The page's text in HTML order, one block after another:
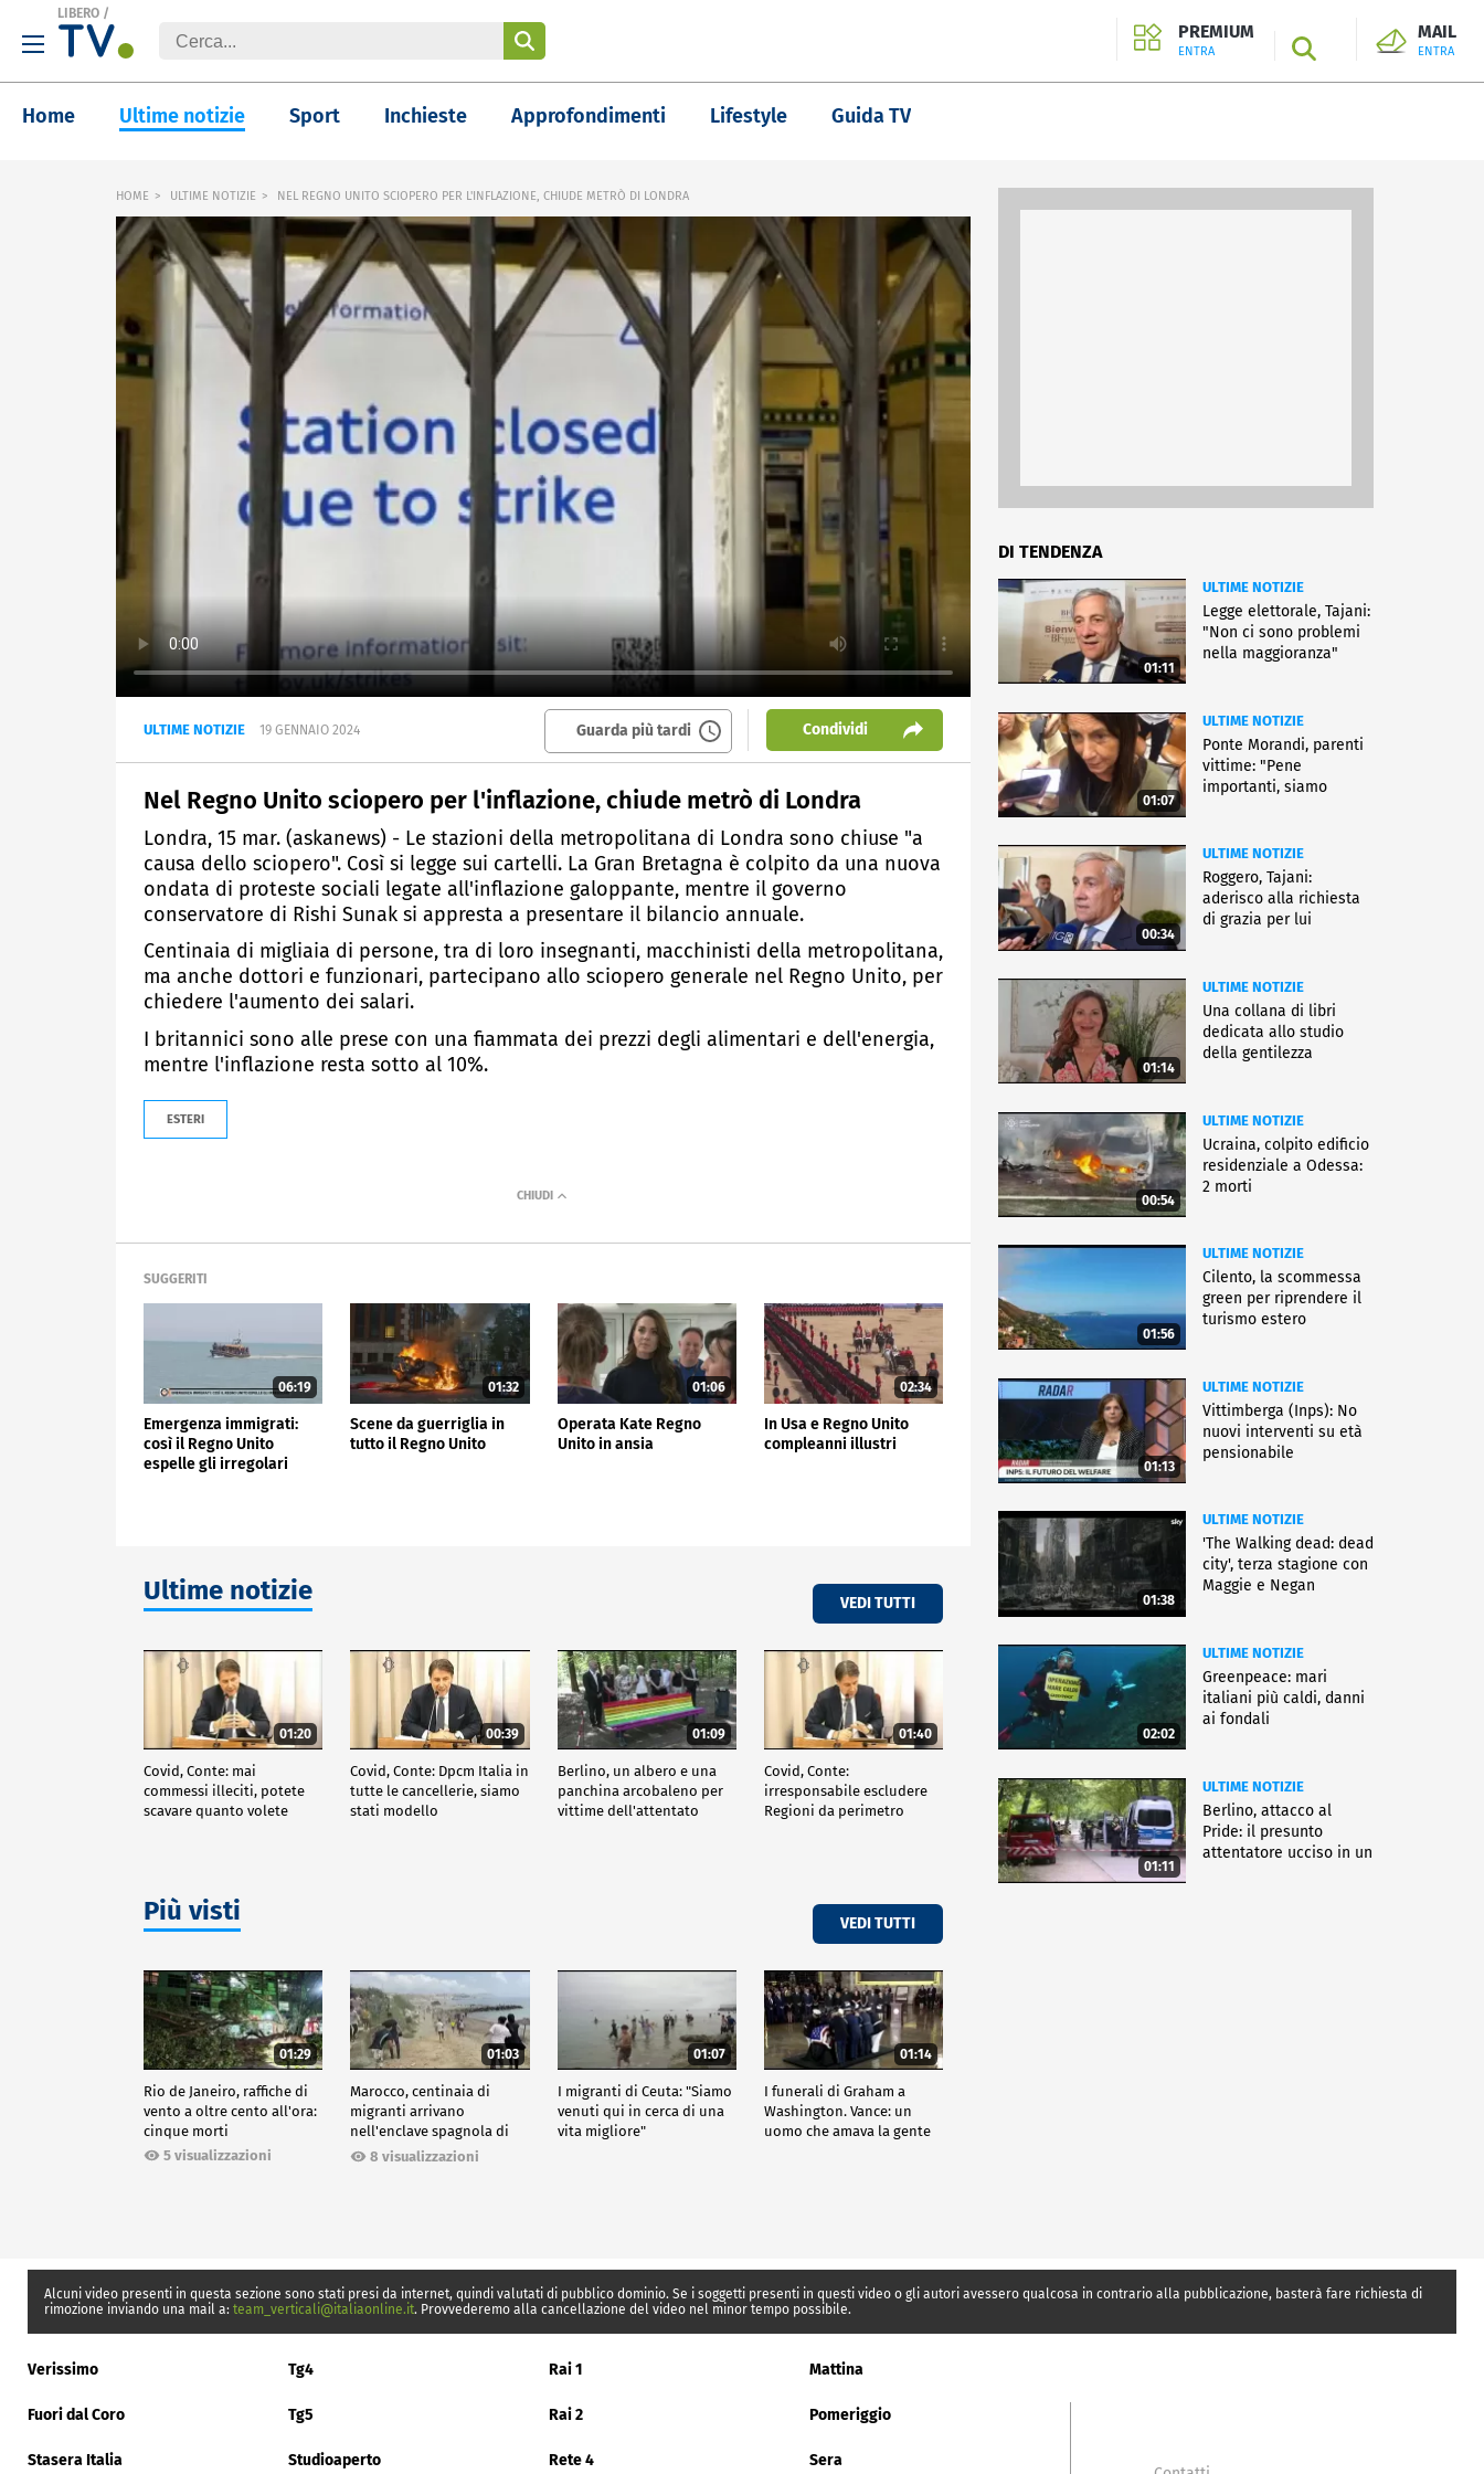
LIBERO /
PREMIUM
ENTRA SEARCH
MAIL
ENTRA
Home Ultime notizie Sport Inchieste Approfondimenti Lifestyle Guida TV
HOME ULTIME NOTIZIE NEL REGNO UNITO SCIOPERO PER L'INFLAZIONE, CHIUDE METRÒ DI LONDRA
ULTIME NOTIZIE 19 GENNAIO 2024 Guarda più tardi Condividi
Nel Regno Unito sciopero per l'inflazione, chiude metrò di Londra
Londra, 15 mar. (askanews) - Le stazioni della metropolitana di Londra sono chiuse "a
causa dello sciopero". Così si legge sui cartelli. La Gran Bretagna è colpito da una nuova
ondata di proteste sociali legate all'inflazione galoppante, mentre il governo
conservatore di Rishi Sunak si appresta a presentare il bilancio annuale.
Centinaia di migliaia di persone, tra di loro insegnanti, macchinisti della metropolitana,
ma anche dottori e funzionari, partecipano allo sciopero generale nel Regno Unito, per
chiedere l'aumento dei salari.
I britannici sono alle prese con una fiammata dei prezzi degli alimentari e dell'energia,
mentre l'inflazione resta sotto al 10%.
ESTERI
SUGGERITI
06:19
Emergenza immigrati:
così il Regno Unito
espelle gli irregolari
01:32
Scene da guerriglia in
tutto il Regno Unito
01:06
Operata Kate Regno
Unito in ansia
02:34
In Usa e Regno Unito
compleanni illustri
Ultime notizie VEDI TUTTI
01:20
Covid, Conte: mai
commessi illeciti, potete
scavare quanto volete
00:39
Covid, Conte: Dpcm Italia in
tutte le cancellerie, siamo
stati modello
01:09
Berlino, un albero e una
panchina arcobaleno per
vittime dell'attentato
01:40
Covid, Conte:
irresponsabile escludere
Regioni da perimetro
Più visti VEDI TUTTI
01:29
Rio de Janeiro, raffiche di
vento a oltre cento all'ora:
cinque morti
5 visualizzazioni
01:03
Marocco, centinaia di
migranti arrivano
nell'enclave spagnola di
Ceuta8 visualizzazioni
01:07
I migranti di Ceuta: "Siamo
venuti qui in cerca di una
vita migliore"
01:14
I funerali di Graham a
Washington. Vance: un
uomo che amava la gente
DI TENDENZA
01:11
ULTIME NOTIZIE
Legge elettorale, Tajani:
"Non ci sono problemi
nella maggioranza"
01:07
ULTIME NOTIZIE
Ponte Morandi, parenti
vittime: "Pene
importanti, siamo
00:34
ULTIME NOTIZIE
Roggero, Tajani:
aderisco alla richiesta
di grazia per lui
01:14
ULTIME NOTIZIE
Una collana di libri
dedicata allo studio
della gentilezza
00:54
ULTIME NOTIZIE
Ucraina, colpito edificio
residenziale a Odessa:
2 morti
01:56
ULTIME NOTIZIE
Cilento, la scommessa
green per riprendere il
turismo estero
01:13
ULTIME NOTIZIE
Vittimberga (Inps): No
nuovi interventi su età
pensionabile
01:38
ULTIME NOTIZIE
'The Walking dead: dead
city', terza stagione con
Maggie e Negan
02:02
ULTIME NOTIZIE
Greenpeace: mari
italiani più caldi, danni
ai fondali
01:11
ULTIME NOTIZIE
Berlino, attacco al
Pride: il presunto
attentatore ucciso in un
Alcuni video presenti in questa sezione sono stati presi da internet, quindi valutati di pubblico dominio. Se i soggetti presenti in questi video o gli autori avessero qualcosa in contrario alla pubblicazione, basterà fare richiesta di
rimozione inviando una mail a: team_verticali@italiaonline.it. Provvederemo alla cancellazione del video nel minor tempo possibile.
Verissimo Tg4 Rai 1 Mattina
Fuori dal Coro Tg5 Rai 2 Pomeriggio
Stasera Italia Studioaperto Rete 4 Sera